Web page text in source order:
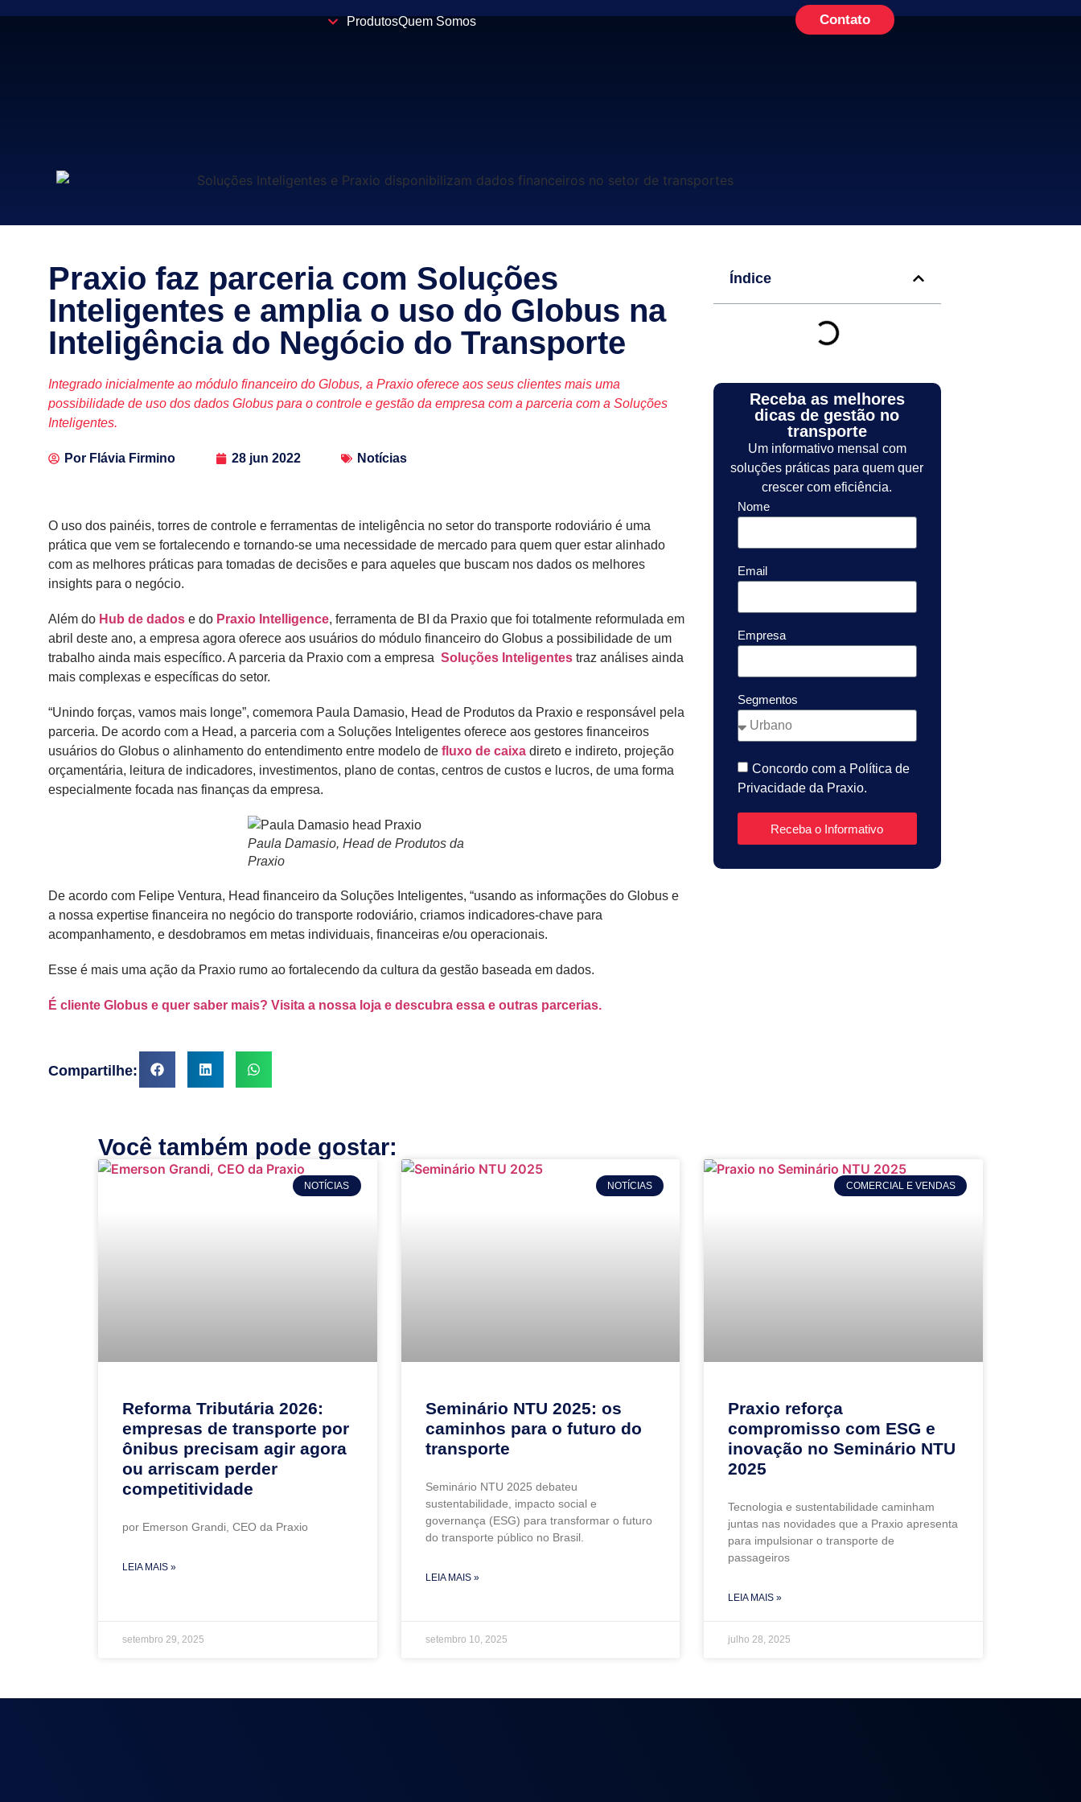
ProdutosQuem Somos Contato
Praxio faz parceria com Soluções
Inteligentes e amplia o uso do Globus na
Inteligência do Negócio do Transporte
Integrado inicialmente ao módulo financeiro do Globus, a Praxio oferece aos seus clientes mais uma
possibilidade de uso dos dados Globus para o controle e gestão da empresa com a parceria com a Soluções
Inteligentes.
Por Flávia Firmino 28 jun 2022 Notícias
O uso dos painéis, torres de controle e ferramentas de inteligência no setor do transporte rodoviário é uma
prática que vem se fortalecendo e tornando-se uma necessidade de mercado para quem quer estar alinhado
com as melhores práticas para tomadas de decisões e para aqueles que buscam nos dados os melhores
insights para o negócio.
Além do Hub de dados e do Praxio Intelligence, ferramenta de BI da Praxio que foi totalmente reformulada em
abril deste ano, a empresa agora oferece aos usuários do módulo financeiro do Globus a possibilidade de um
trabalho ainda mais específico. A parceria da Praxio com a empresa Soluções Inteligentes traz análises ainda
mais complexas e específicas do setor.
“Unindo forças, vamos mais longe”, comemora Paula Damasio, Head de Produtos da Praxio e responsável pela
parceria. De acordo com a Head, a parceria com a Soluções Inteligentes oferece aos gestores financeiros
usuários do Globus o alinhamento do entendimento entre modelo de fluxo de caixa direto e indireto, projeção
orçamentária, leitura de indicadores, investimentos, plano de contas, centros de custos e lucros, de uma forma
especialmente focada nas finanças da empresa.
Paula Damasio, Head de Produtos da
Praxio
De acordo com Felipe Ventura, Head financeiro da Soluções Inteligentes, “usando as informações do Globus e
a nossa expertise financeira no negócio do transporte rodoviário, criamos indicadores-chave para
acompanhamento, e desdobramos em metas individuais, financeiras e/ou operacionais.
Esse é mais uma ação da Praxio rumo ao fortalecendo da cultura da gestão baseada em dados.
É cliente Globus e quer saber mais? Visita a nossa loja e descubra essa e outras parcerias.
Compartilhe:
Índice
Receba as melhores
dicas de gestão no
transporte
Um informativo mensal com
soluções práticas para quem quer
crescer com eficiência.
Nome
Email
Empresa
Segmentos
Concordo com a Política de
Privacidade da Praxio.
Receba o Informativo
Você também pode gostar:
NOTÍCIAS
Reforma Tributária 2026:
empresas de transporte por
ônibus precisam agir agora
ou arriscam perder
competitividade
por Emerson Grandi, CEO da Praxio
LEIA MAIS »
setembro 29, 2025
NOTÍCIAS
Seminário NTU 2025: os
caminhos para o futuro do
transporte
Seminário NTU 2025 debateu
sustentabilidade, impacto social e
governança (ESG) para transformar o futuro
do transporte público no Brasil.
LEIA MAIS »
setembro 10, 2025
COMERCIAL E VENDAS
Praxio reforça
compromisso com ESG e
inovação no Seminário NTU
2025
Tecnologia e sustentabilidade caminham
juntas nas novidades que a Praxio apresenta
para impulsionar o transporte de
passageiros
LEIA MAIS »
julho 28, 2025